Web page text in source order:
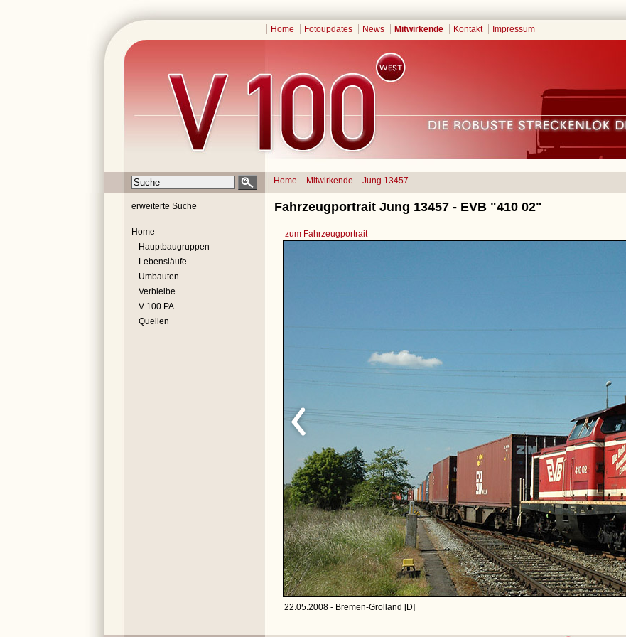
Home Fotoupdates News Mitwirkende Kontakt Impressum
Home Mitwirkende Jung 13457
erweiterte Suche
Home
Hauptbaugruppen
Lebensläufe
Umbauten
Verbleibe
V 100 PA
Quellen
Fahrzeugportrait Jung 13457 - EVB "410 02"
zum Fahrzeugportrait
22.05.2008 - Bremen-Grolland [D]